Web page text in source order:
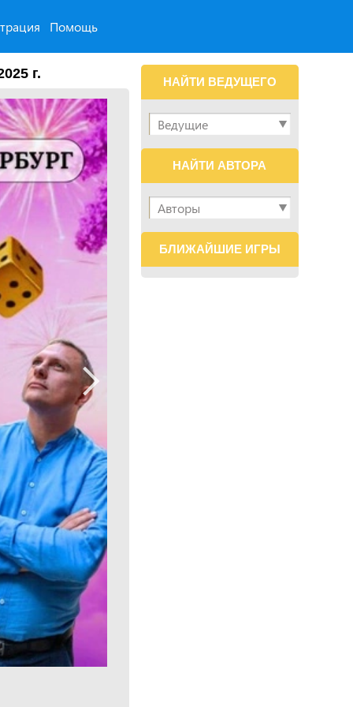
Помощь
г.
НАЙТИ ВЕДУЩЕГО
НАЙТИ АВТОРА
БЛИЖАЙШИЕ ИГРЫ